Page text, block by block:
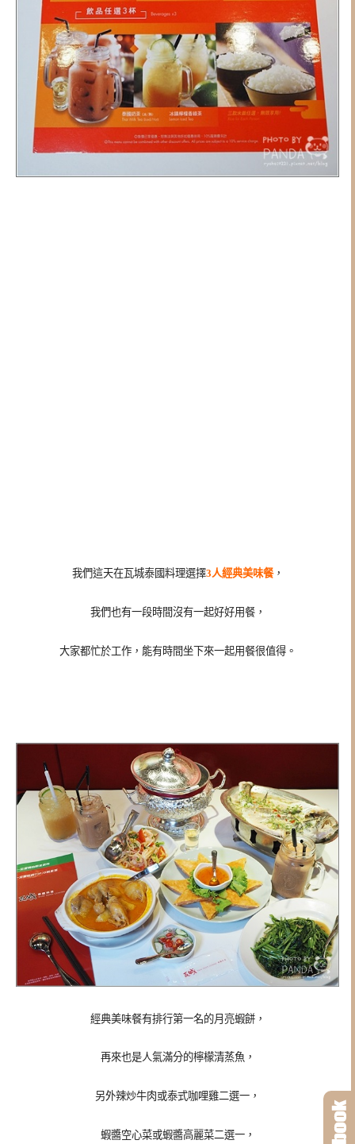
我們這天在瓦城泰國料理選擇3人經典美味餐，
我們也有一段時間沒有一起好好用餐，
大家都忙於工作，能有時間坐下來一起用餐很值得。
經典美味餐有排行第一名的月亮蝦餅，
再來也是人氣滿分的檸檬清蒸魚，
另外辣炒牛肉或泰式咖哩雞二選一，
蝦醬空心菜或蝦醬高麗菜二選一，